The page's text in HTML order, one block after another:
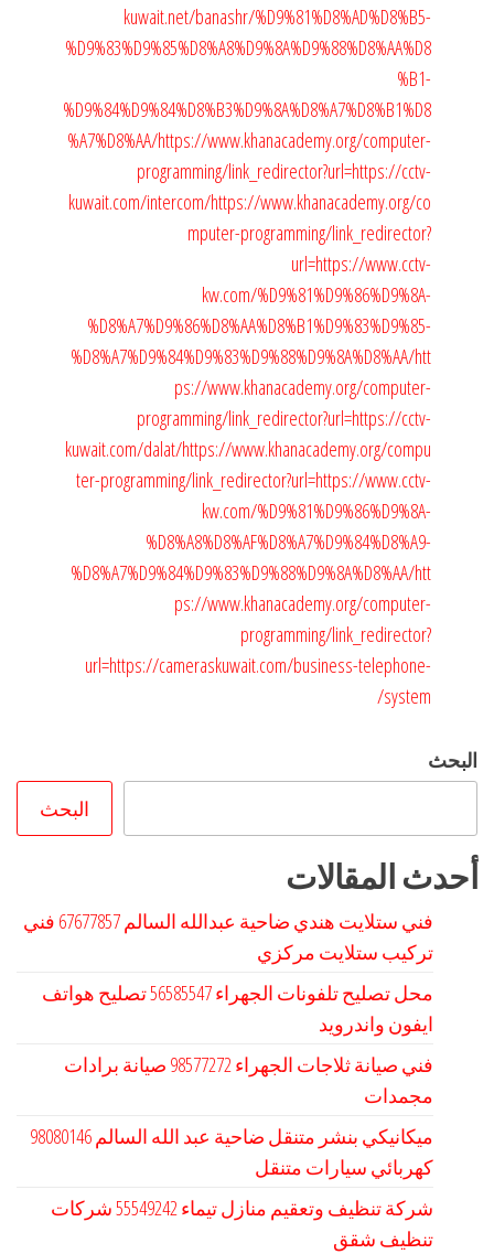
kuwait.net/banashr/%D9%81%D8%AD%D8%B5-
%D9%83%D9%85%D8%A8%D9%8A%D9%88%D8%AA%D8
%B1-
%D9%84%D9%84%D8%B3%D9%8A%D8%A7%D8%B1%D8
%A7%D8%AA/https://www.khanacademy.org/computer-
programming/link_redirector?url=https://cctv-
kuwait.com/intercom/https://www.khanacademy.org/co
mputer-programming/link_redirector?
url=https://www.cctv-
kw.com/%D9%81%D9%86%D9%8A-
%D8%A7%D9%86%D8%AA%D8%B1%D9%83%D9%85-
%D8%A7%D9%84%D9%83%D9%88%D9%8A%D8%AA/htt
ps://www.khanacademy.org/computer-
programming/link_redirector?url=https://cctv-
kuwait.com/dalat/https://www.khanacademy.org/compu
ter-programming/link_redirector?url=https://www.cctv-
kw.com/%D9%81%D9%86%D9%8A-
%D8%A8%D8%AF%D8%A7%D9%84%D8%A9-
%D8%A7%D9%84%D9%83%D9%88%D9%8A%D8%AA/htt
ps://www.khanacademy.org/computer-
programming/link_redirector?
url=https://cameraskuwait.com/business-telephone-
system/
البحث
البحث
أحدث المقالات
فني ستلايت هندي ضاحية عبدالله السالم 67677857 فني
تركيب ستلايت مركزي
محل تصليح تلفونات الجهراء 56585547 تصليح هواتف
ايفون واندرويد
فني صيانة ثلاجات الجهراء 98577272 صيانة برادات
مجمدات
كهربائي سيارات متنقل
شركة تنظيف وتعقيم منازل تيماء 55549242 شركات
تنظيف شقق